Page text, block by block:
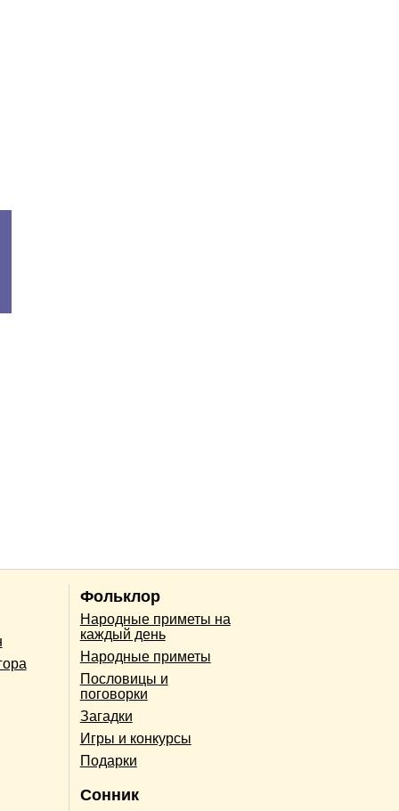
Фольклор
Народные приметы на
каждый день
Народные приметы
Пословицы и
поговорки
Загадки
Игры и конкурсы
Подарки
Сонник